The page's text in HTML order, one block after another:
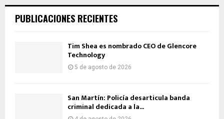
PUBLICACIONES RECIENTES
Tim Shea es nombrado CEO de Glencore
Technology
5 de agosto de 2026
San Martín: Policía desarticula banda
criminal dedicada a la...